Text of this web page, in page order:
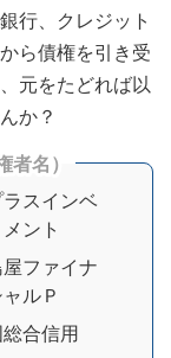
行、クレジット
ら債権を引き受
元をたどれば以
か？
名）
スインベ
ント
ファイナ
ルＰ
合信用